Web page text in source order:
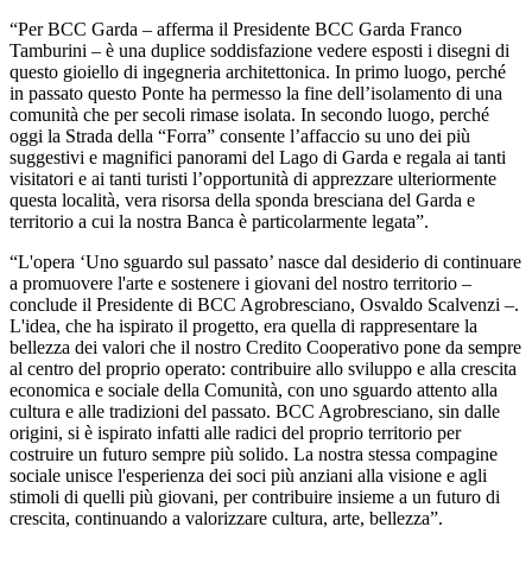
“Per BCC Garda – afferma il Presidente BCC Garda Franco
Tamburini – è una duplice soddisfazione vedere esposti i disegni di
questo gioiello di ingegneria architettonica. In primo luogo, perché
in passato questo Ponte ha permesso la fine dell’isolamento di una
comunità che per secoli rimase isolata. In secondo luogo, perché
oggi la Strada della “Forra” consente l’affaccio su uno dei più
suggestivi e magnifici panorami del Lago di Garda e regala ai tanti
visitatori e ai tanti turisti l’opportunità di apprezzare ulteriormente
questa località, vera risorsa della sponda bresciana del Garda e
territorio a cui la nostra Banca è particolarmente legata”.
“L'opera ‘Uno sguardo sul passato’ nasce dal desiderio di continuare
a promuovere l'arte e sostenere i giovani del nostro territorio –
conclude il Presidente di BCC Agrobresciano, Osvaldo Scalvenzi –.
L'idea, che ha ispirato il progetto, era quella di rappresentare la
bellezza dei valori che il nostro Credito Cooperativo pone da sempre
al centro del proprio operato: contribuire allo sviluppo e alla crescita
economica e sociale della Comunità, con uno sguardo attento alla
cultura e alle tradizioni del passato. BCC Agrobresciano, sin dalle
origini, si è ispirato infatti alle radici del proprio territorio per
costruire un futuro sempre più solido. La nostra stessa compagine
sociale unisce l'esperienza dei soci più anziani alla visione e agli
stimoli di quelli più giovani, per contribuire insieme a un futuro di
crescita, continuando a valorizzare cultura, arte, bellezza”.